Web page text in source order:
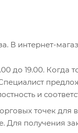
В интернет-
до 19.00. Когда
и
точек для
Для получения